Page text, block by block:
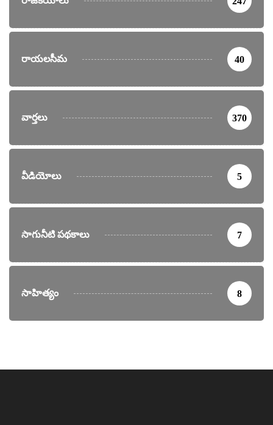
రాయలసీమ 40
వార్తలు 370
వీడియోలు 5
సాగునీటి పథకాలు 7
సాహిత్యం 8